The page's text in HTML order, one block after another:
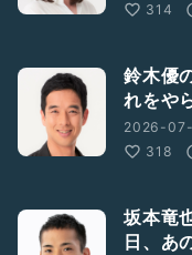
314
鈴木優
れをや
2026-07-
318
坂本竜
日、あ